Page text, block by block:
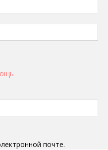
почте.